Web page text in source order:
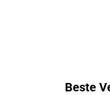
Beste